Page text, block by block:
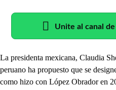
Unite al canal
La presidenta mexicana, Claudia
peruano ha propuesto que se
como hizo con López Obrador en